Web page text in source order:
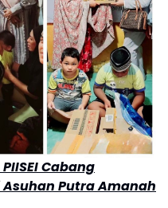
Cabang
Putra Amanah